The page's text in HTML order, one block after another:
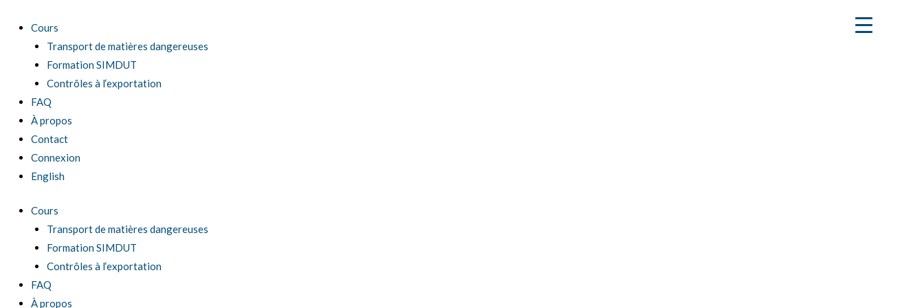
contenu
Cours
Transport de matières dangereuses
Formation SIMDUT
Contrôles à l‘exportation
FAQ
À propos
Contact
Connexion
English
Cours
Transport de matières dangereuses
Formation SIMDUT
Contrôles à l‘exportation
FAQ
À propos